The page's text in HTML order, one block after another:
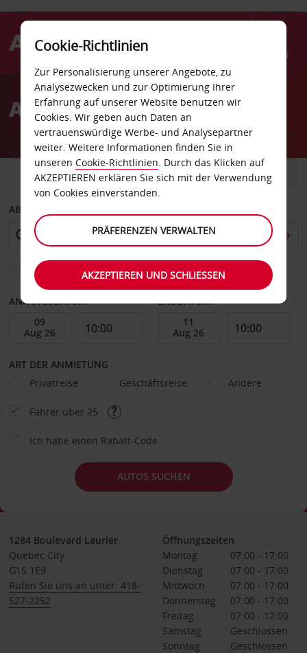
Menü
AvisAutovermietung Sillery
FAHRZEUG TRANSPORTER
ABHOLEN VON
Eine andere Rückgabestation auswählen
ANFANGSDATUM ENDDATUM
ART DER ANMIETUNG
Privatreise
Geschäftsreise Andere
Fahrer über 25
Ich habe einen Rabatt-Code
AUTOS SUCHEN
1284 Boulevard Laurier
Quebec City
G1S 1E9
Rufen Sie uns an unter: 418-
527-2252
Öffnungszeiten
Montag
07:00 - 17:00
Dienstag
07:00 - 17:00
Mittwoch
07:00 - 17:00
Donnerstag
07:00 - 17:00
Freitag
07:00 - 12:00
Samstag
Geschlossen
Sonntag
Geschlossen
Cookie-Richtlinien
Zur Personalisierung unserer Angebote, zu
Analysezwecken und zur Optimierung Ihrer
Erfahrung auf unserer Website benutzen wir
Cookies. Wir geben auch Daten an
vertrauenswürdige Werbe- und Analysepartner
weiter. Weitere Informationen finden Sie in
unseren Cookie-Richtlinien. Durch das Klicken auf
AKZEPTIEREN erklären Sie sich mit der Verwendung
von Cookies einverstanden.
PRÄFERENZEN VERWALTEN
AKZEPTIEREN UND SCHLIESSEN